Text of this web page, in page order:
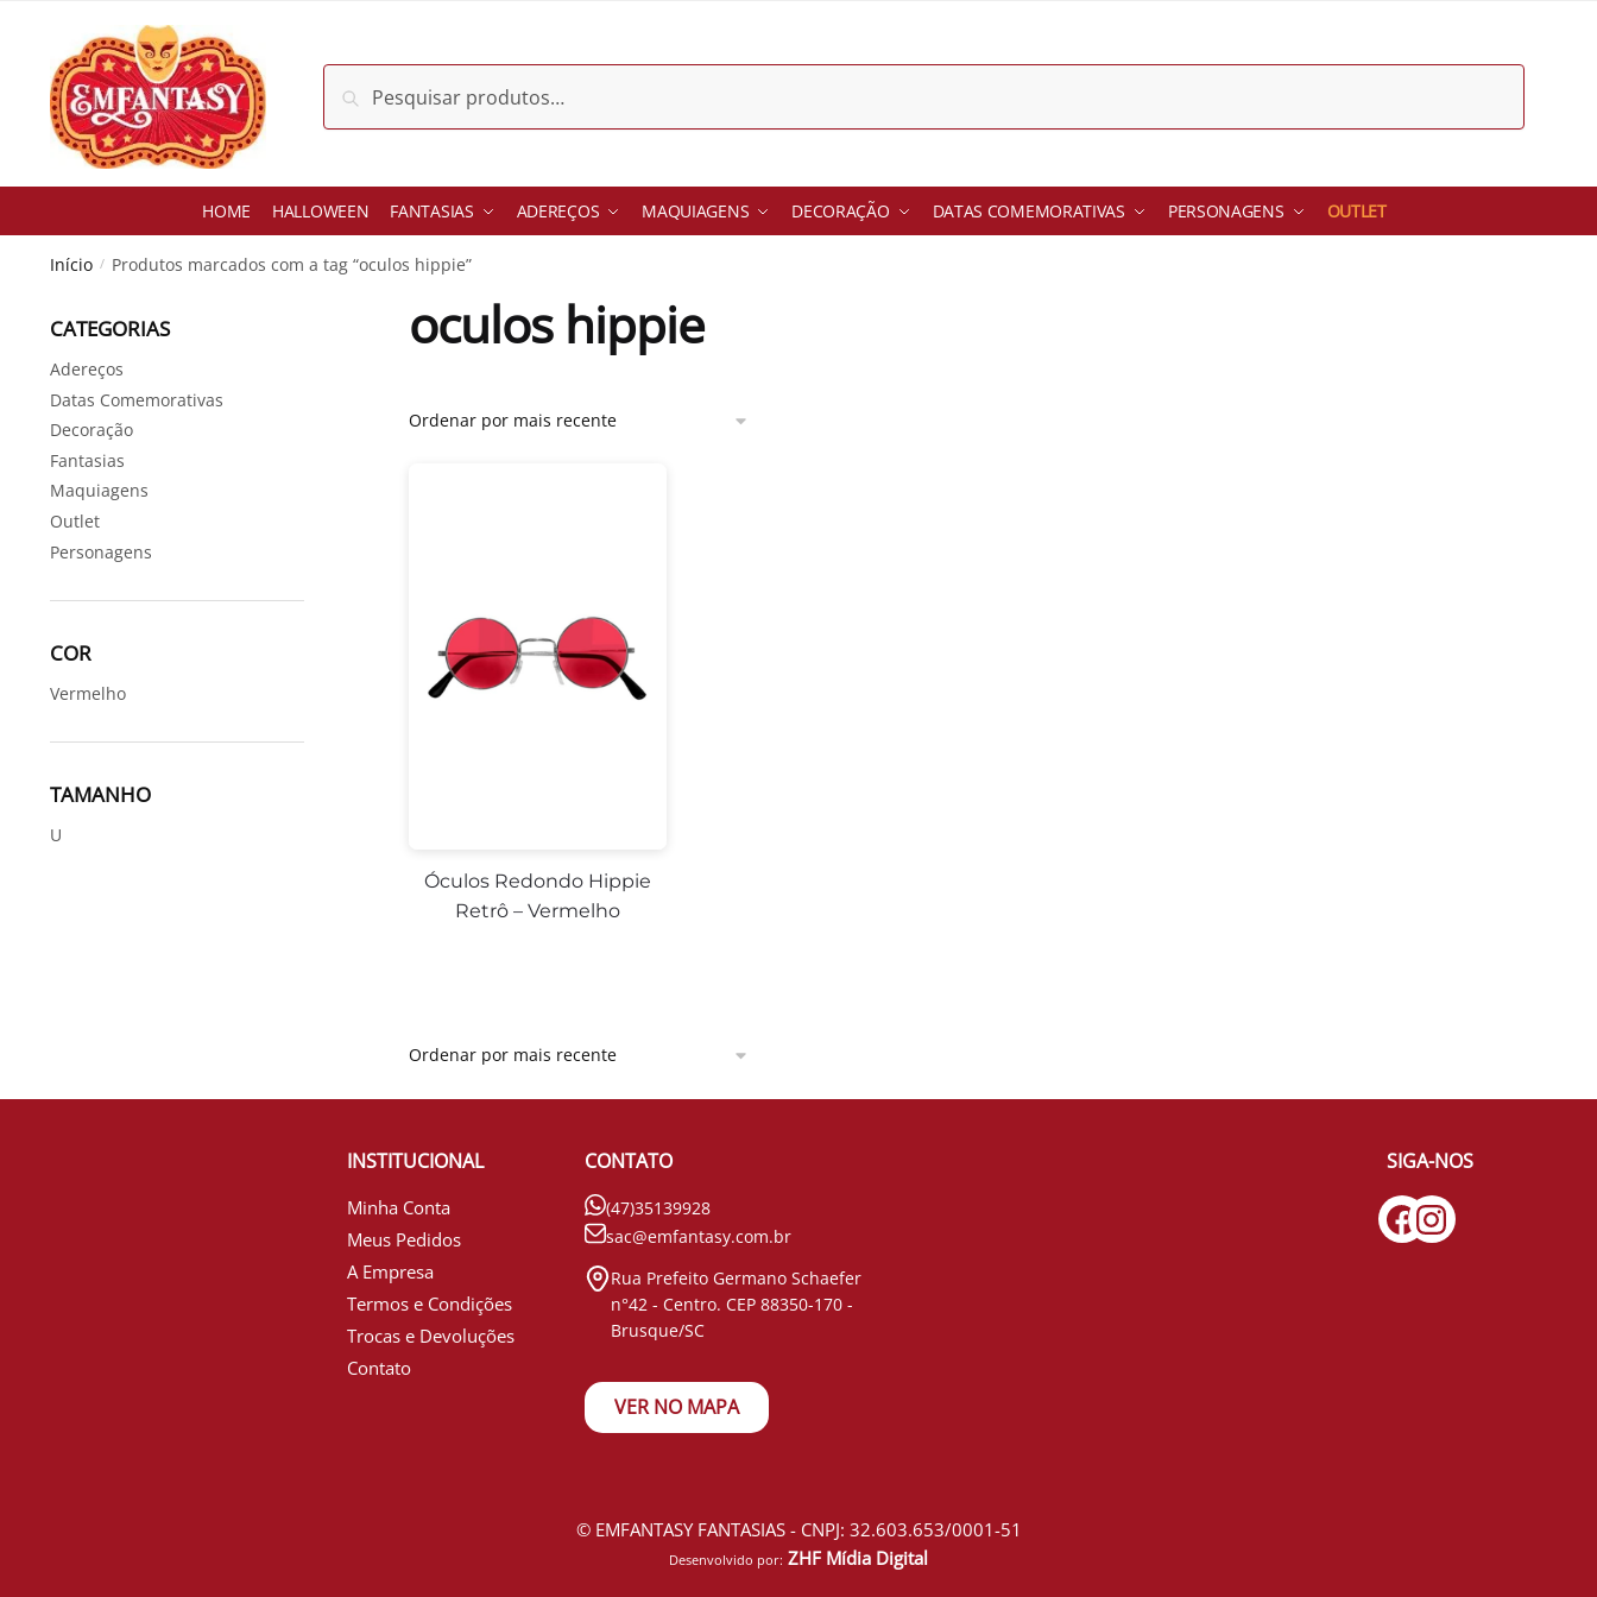
navigation
content
Pesquisar
por:
Pesquisar
HOME HALLOWEEN FANTASIAS ADEREÇOS MAQUIAGENS DECORAÇÃO DATAS COMEMORATIVAS PERSONAGENS OUTLET
Início / Produtos marcados com a tag “oculos hippie”
oculos hippie
Óculos Redondo Hippie
Retrô – Vermelho
CATEGORIAS
Adereços
Datas Comemorativas
Decoração
Fantasias
Maquiagens
Outlet
Personagens
COR
Vermelho
TAMANHO
U
INSTITUCIONAL
Minha Conta
Meus Pedidos
A Empresa
Termos e Condições
Trocas e Devoluções
Contato
CONTATO
(47)35139928
sac@emfantasy.com.br
Rua Prefeito Germano Schaefer
n°42 - Centro. CEP 88350-170 -
Brusque/SC
VER NO MAPA
SIGA-NOS
© EMFANTASY FANTASIAS - CNPJ: 32.603.653/0001-51
Desenvolvido por: ZHF Mídia Digital